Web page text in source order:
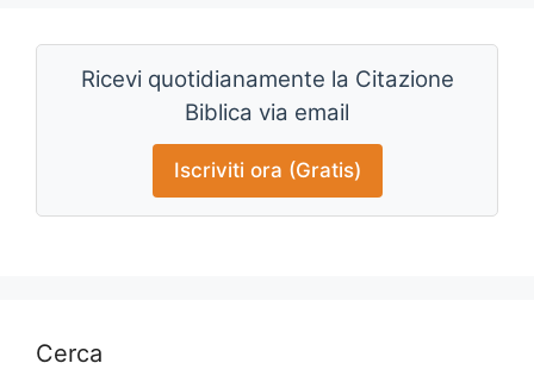
Ricevi quotidianamente la Citazione
Biblica via email
Iscriviti ora (Gratis)
Cerca